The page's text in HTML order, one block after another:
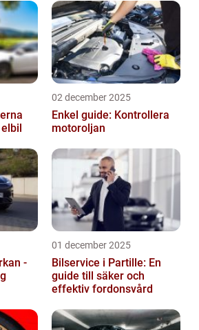
02 december 2025
Enkel guide: Kontrollera
motoroljan
-
01 december 2025
Bilservice i Partille: En
guide till säker och
effektiv fordonsvård